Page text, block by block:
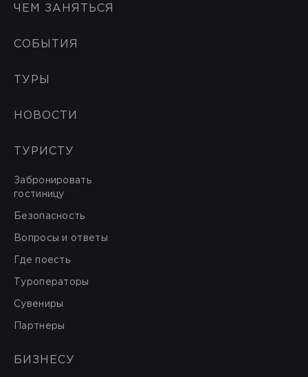
ЧЕМ ЗАНЯТЬСЯ
СОБЫТИЯ
ТУРЫ
НОВОСТИ
ТУРИСТУ
Забронировать
гостиницу
Безопасность
Вопросы и ответы
Где поесть
Туроператоры
Сувениры
Партнеры
БИЗНЕСУ